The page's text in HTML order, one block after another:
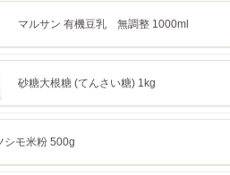
マルサン 有機豆乳 無調整 1000ml
砂糖大根糖 (てんさい糖) 1kg
シモ米粉 500g